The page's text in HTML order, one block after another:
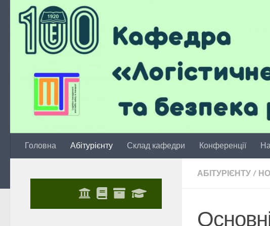
Skip to content
Головна Абітурієнту Склад кафедри Конференції
АБІТУРІЄНТУ /